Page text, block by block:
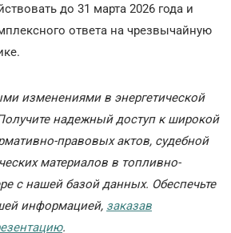
до 31 марта 2026 года и
ответа на чрезвычайную
изменениями в энергетической
надежный доступ к широкой
правовых актов, судебной
материалов в топливно-
с нашей базой данных. Обеспечьте
информацией, заказав
.